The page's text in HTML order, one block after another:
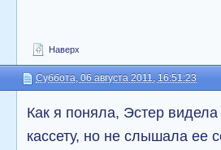
Наверх
Суббота, 06 августа 2011, 16:51:23
Как я поняла, Эстер
кассету, но не слышала ее